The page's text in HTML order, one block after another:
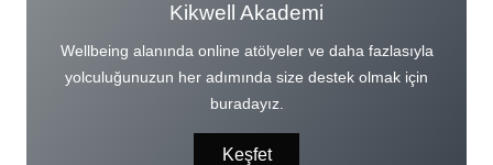
Kikwell Akademi
Wellbeing alanında online atölyeler ve daha fazlasıyla
yolculuğunuzun her adımında size destek olmak için
buradayız.
Keşfet